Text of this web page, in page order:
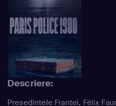
Descriere:
Președintele Franței, Félix